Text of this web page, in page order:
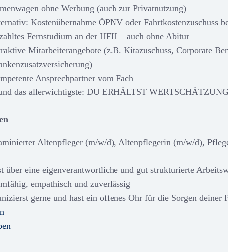
ohne Werbung (auch zur Privatnutzung)
Kostenübernahme ÖPNV oder Fahrtkostenzuschuss
Fernstudium an der HFH – auch ohne Abitur
Mitarbeiterangebote (z.B. Kitazuschuss, Corporate
Ansprechpartner vom Fach
das allerwichtigste: DU ERHÄLTST
Altenpfleger (m/w/d), Altenpflegerin (m/w/d),
über eine eigenverantwortliche und gut strukturierte
empathisch und zuverlässig
gerne und hast ein offenes Ohr für die Sorgen deiner